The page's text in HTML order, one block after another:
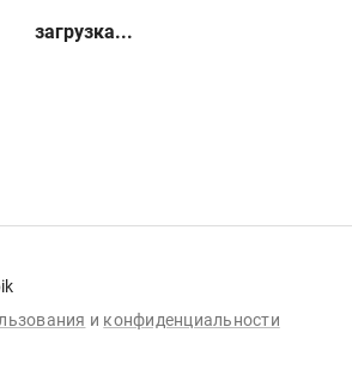
загрузка...
и конфиденциальности